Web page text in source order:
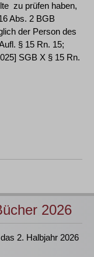
zu prüfen haben,
Abs. 2 BGB
der Person des
§ 15 Rn. 15;
SGB X § 15 Rn.
2026
2. Halbjahr 2026